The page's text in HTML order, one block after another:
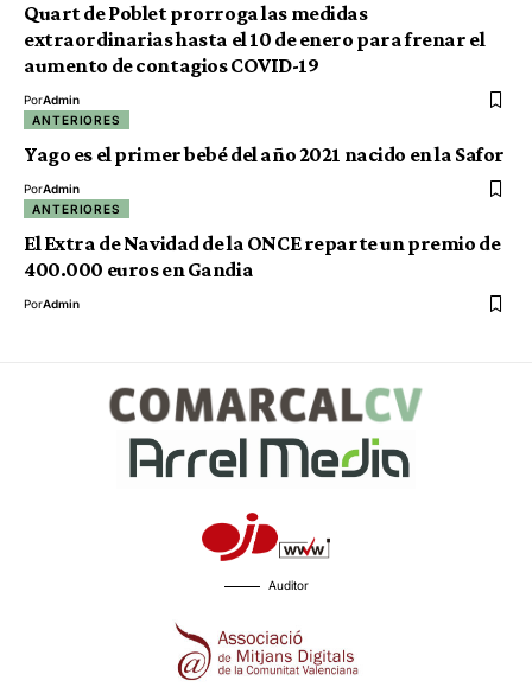
Quart de Poblet prorroga las medidas
extraordinarias hasta el 10 de enero para frenar el
aumento de contagios COVID-19
PorAdmin
ANTERIORES
Yago es el primer bebé del año 2021 nacido en la Safor
PorAdmin
ANTERIORES
El Extra de Navidad de la ONCE reparte un premio de
400.000 euros en Gandia
PorAdmin
Auditor